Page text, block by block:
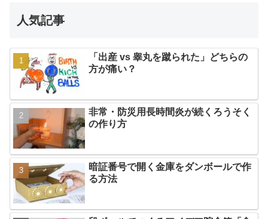
人気記事
「出産 vs 睾丸を蹴られた」どちらの
方が痛い？
非常・防災用長時間炎が続くろうそく
の作り方
暗証番号で開く金庫をダンボールで作
る方法